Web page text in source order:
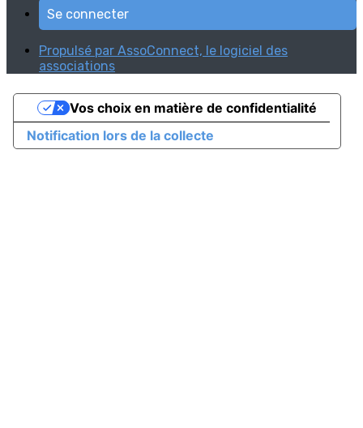
Se connecter
Propulsé par AssoConnect, le logiciel des
associations
Notification lors de la collecte
Vos choix en matière de confidentialité